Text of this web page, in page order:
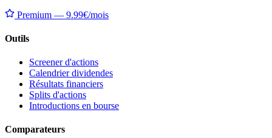
Premium — 9.99€/mois
Outils
Screener d'actions
Calendrier dividendes
Résultats financiers
Splits d'actions
Introductions en bourse
Comparateurs